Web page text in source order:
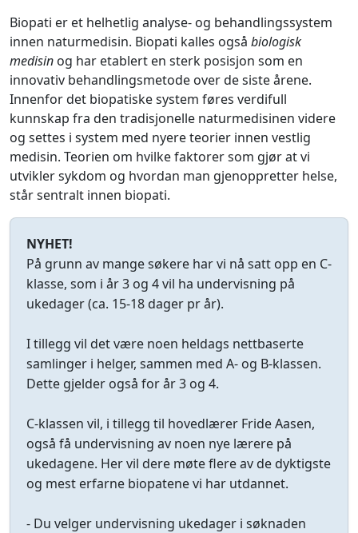
Biopati er et helhetlig analyse- og behandlingssystem
innen naturmedisin. Biopati kalles også biologisk
medisin og har etablert en sterk posisjon som en
innovativ behandlingsmetode over de siste årene.
Innenfor det biopatiske system føres verdifull
kunnskap fra den tradisjonelle naturmedisinen videre
og settes i system med nyere teorier innen vestlig
medisin. Teorien om hvilke faktorer som gjør at vi
utvikler sykdom og hvordan man gjenoppretter helse,
står sentralt innen biopati.
NYHET!
På grunn av mange søkere har vi nå satt opp en C-
klasse, som i år 3 og 4 vil ha undervisning på
ukedager (ca. 15-18 dager pr år).
I tillegg vil det være noen heldags nettbaserte
samlinger i helger, sammen med A- og B-klassen.
Dette gjelder også for år 3 og 4.
C-klassen vil, i tillegg til hovedlærer Fride Aasen,
også få undervisning av noen nye lærere på
ukedagene. Her vil dere møte flere av de dyktigste
og mest erfarne biopatene vi har utdannet.
- Du velger undervisning ukedager i søknaden